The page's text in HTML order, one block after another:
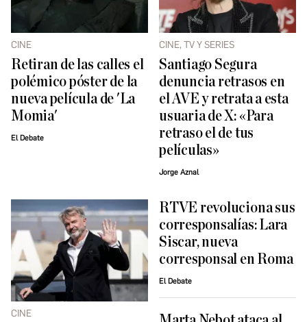
CINE
Retiran de las calles el
polémico póster de la
nueva película de 'La
Momia'
El Debate
CINE, TV Y SERIES
Santiago Segura
denuncia retrasos en
el AVE y retrata a esta
usuaria de X: «Para
retraso el de tus
películas»
Jorge Aznal
CINE
RTVE revoluciona sus
corresponsalías: Lara
Siscar, nueva
corresponsal en Roma
El Debate